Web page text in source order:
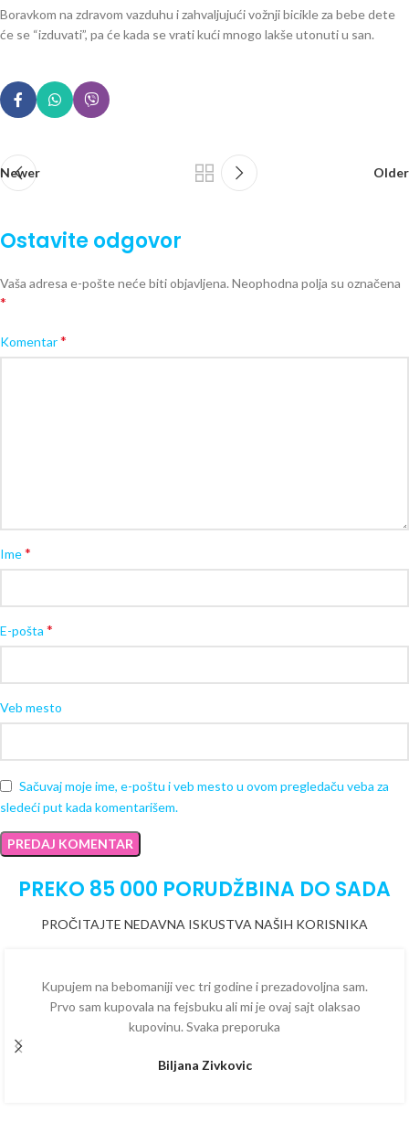
Boravkom na zdravom vazduhu i zahvaljujući vožnji bicikle za bebe dete
će se “izduvati”, pa će kada se vrati kući mnogo lakše utonuti u san.
Newer Older
Ostavite odgovor
Vaša adresa e-pošte neće biti objavljena. Neophodna polja su označena
*
Komentar*
Ime*
E-pošta *
Veb mesto
Sačuvaj moje ime, e-poštu i veb mesto u ovom pregledaču veba za
sledeći put kada komentarišem.
PREKO 85 000 PORUDŽBINA DO SADA
PROČITAJTE NEDAVNA ISKUSTVA NAŠIH KORISNIKA
Kupujem na bebomaniji vec tri godine i prezadovoljna sam.
Prvo sam kupovala na fejsbuku ali mi je ovaj sajt olaksao
kupovinu. Svaka preporuka
Biljana Zivkovic